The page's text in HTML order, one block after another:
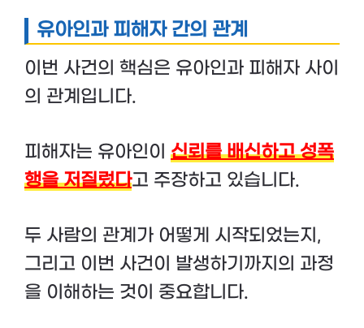
유아인과 피해자 간의 관계
이번 사건의 핵심은 유아인과 피해자 사이
의 관계입니다.
피해자는 유아인이 신뢰를 배신하고 성폭
행을 저질렀다고 주장하고 있습니다.
두 사람의 관계가 어떻게 시작되었는지,
그리고 이번 사건이 발생하기까지의 과정
을 이해하는 것이 중요합니다.